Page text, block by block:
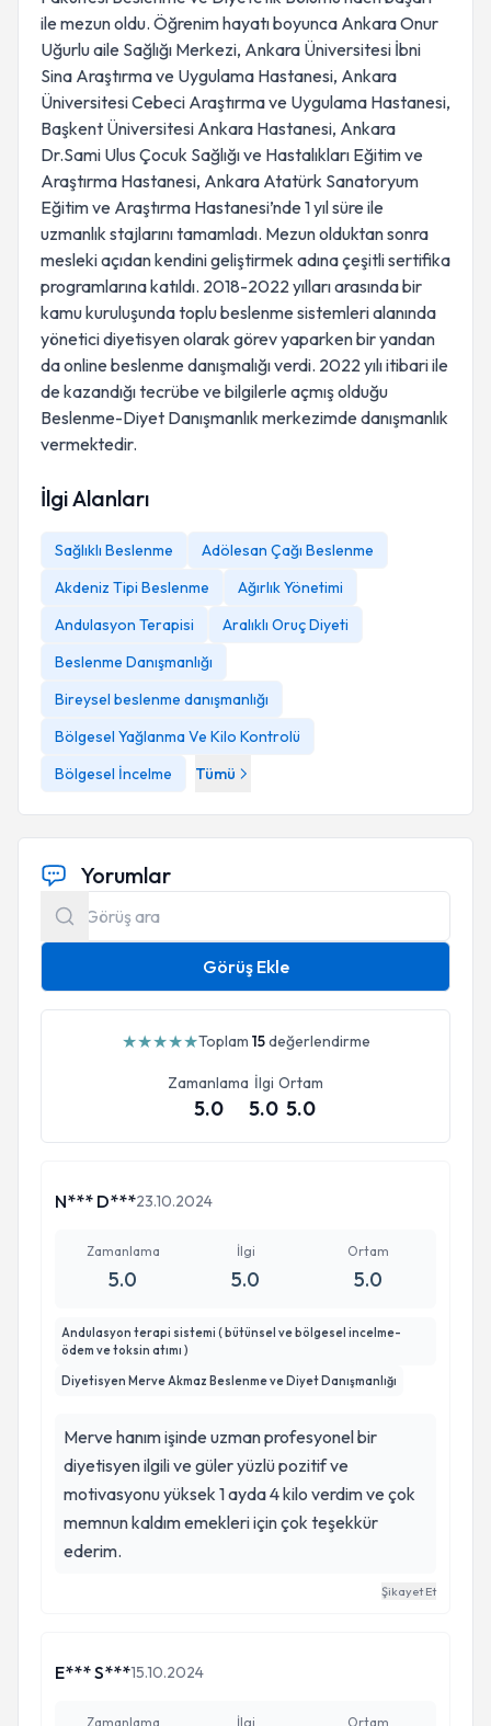
ile mezun oldu. Öğrenim hayatı boyunca Ankara Onur
Uğurlu aile Sağlığı Merkezi, Ankara Üniversitesi İbni
Sina Araştırma ve Uygulama Hastanesi, Ankara
Üniversitesi Cebeci Araştırma ve Uygulama Hastanesi,
Başkent Üniversitesi Ankara Hastanesi, Ankara
Dr.Sami Ulus Çocuk Sağlığı ve Hastalıkları Eğitim ve
Araştırma Hastanesi, Ankara Atatürk Sanatoryum
Eğitim ve Araştırma Hastanesi’nde 1 yıl süre ile
uzmanlık stajlarını tamamladı. Mezun olduktan sonra
mesleki açıdan kendini geliştirmek adına çeşitli sertifika
programlarına katıldı. 2018-2022 yılları arasında bir
kamu kuruluşunda toplu beslenme sistemleri alanında
yönetici diyetisyen olarak görev yaparken bir yandan
da online beslenme danışmalığı verdi. 2022 yılı itibari ile
de kazandığı tecrübe ve bilgilerle açmış olduğu
Beslenme-Diyet Danışmanlık merkezimde danışmanlık
vermektedir.
İlgi Alanları
Sağlıklı Beslenme
Adölesan Çağı Beslenme
Akdeniz Tipi Beslenme
Ağırlık Yönetimi
Andulasyon Terapisi
Aralıklı Oruç Diyeti
Beslenme Danışmanlığı
Bireysel beslenme danışmanlığı
Bölgesel Yağlanma Ve Kilo Kontrolü
Bölgesel İncelme
Tümü
Yorumlar
Görüş Ekle
★★★★★Toplam 15değerlendirme
Zamanlama
5.0
İlgi
5.0
Ortam
5.0
N*** D***23.10.2024
Zamanlama
5.0
İlgi
5.0
Ortam
5.0
Andulasyon terapi sistemi ( bütünsel ve bölgesel incelme-
ödem ve toksin atımı )
Diyetisyen Merve Akmaz Beslenme ve Diyet Danışmanlığı
Merve hanım işinde uzman profesyonel bir
diyetisyen ilgili ve güler yüzlü pozitif ve
motivasyonu yüksek 1 ayda 4 kilo verdim ve çok
memnun kaldım emekleri için çok teşekkür
ederim.
Şikayet Et
E*** S***15.10.2024
Zamanlama İlgi Ortam